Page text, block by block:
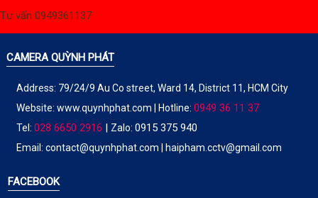
Tư vấn 0949361137
CAMERA QUỲNH PHÁT
Address: 79/24/9 Au Co street, Ward 14, District 11, HCM City
Website: www.quynhphat.com | Hotline: 0949 36 11 37
Tel: 028 6650 2916 | Zalo: 0915 375 940
Email: contact@quynhphat.com | haipham.cctv@gmail.com
FACEBOOK